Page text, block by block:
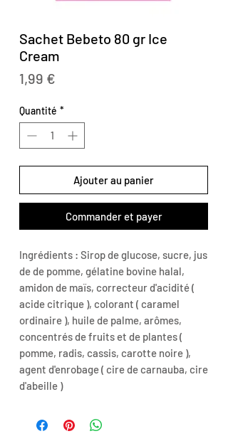
Sachet Bebeto 80 gr Ice
Cream
1,99 €
Quantité *
Ajouter au panier
Commander et payer
Ingrédients : Sirop de glucose, sucre, jus
de de pomme, gélatine bovine halal,
amidon de maïs, correcteur d'acidité (
acide citrique ), colorant ( caramel
ordinaire ), huile de palme, arômes,
concentrés de fruits et de plantes (
pomme, radis, cassis, carotte noire ),
agent d'enrobage ( cire de carnauba, cire
d'abeille )